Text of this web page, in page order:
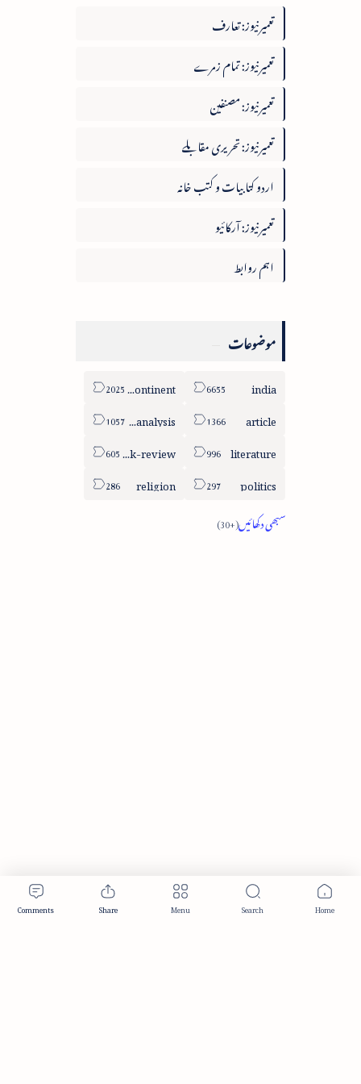
تعمیرنیوز: تعارف
تعمیرنیوز: تمام زمرے
تعمیرنیوز: مصنفین
تعمیرنیوز: تحریری مقابلے
اردو کتابیات و کتب خانہ
تعمیرنیوز: آرکائیو
اہم روابط
موضوعات
india
sub-continent
article
column-analysis
literature
book-review
politics
religion